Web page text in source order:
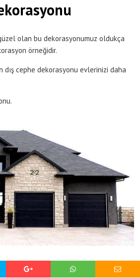
olan bu dekorasyonumuz oldukça
örneğidir.
dış cephe dekorasyonu evlerinizi daha